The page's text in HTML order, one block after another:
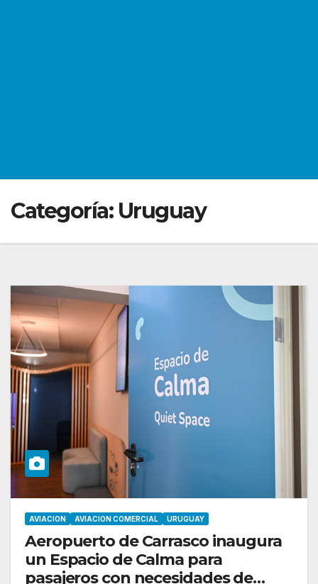
Categoría: Uruguay
AVIACION AVIACION COMERCIAL URUGUAY
Aeropuerto de Carrasco inaugura
un Espacio de Calma para
pasajeros con necesidades de